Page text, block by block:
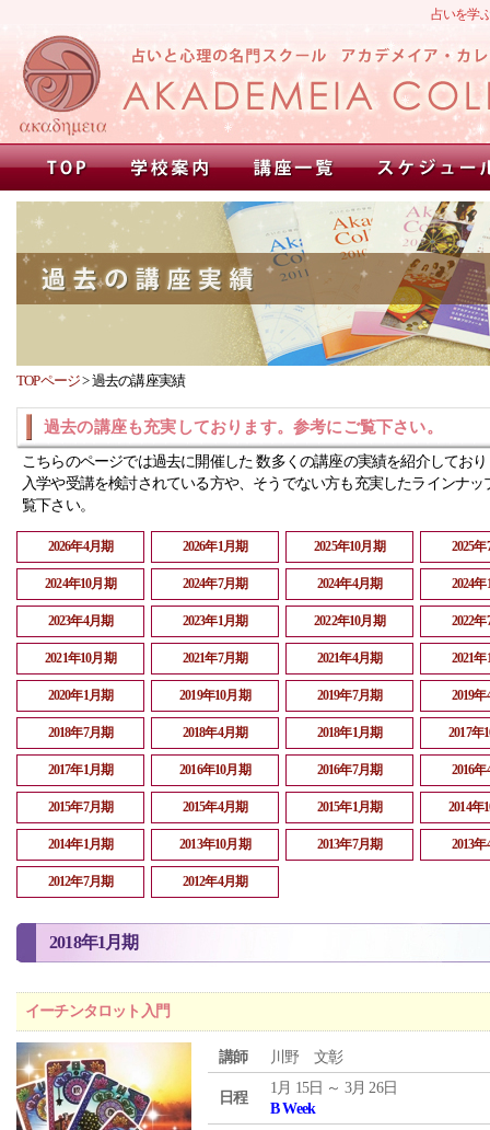
占いを学
TOPページ>過去の講座実績
過去の講座も充実しております。参考にご覧下さい。
こちらのページでは過去に開催した 数多くの講座の実績を紹介してお
入学や受講を検討されている方や、そうでない方も充実したラインナッ
覧下さい。
2026年4月期 2026年1月期 2025年10月期 2025
2024年10月期 2024年7月期 2024年4月期 2024
2023年4月期 2023年1月期 2022年10月期 2022
2021年10月期 2021年7月期 2021年4月期 2021
2020年1月期 2019年10月期 2019年7月期 2019
2018年7月期 2018年4月期 2018年1月期 2017年
2017年1月期 2016年10月期 2016年7月期 2016
2015年7月期 2015年4月期 2015年1月期 2014年
2014年1月期 2013年10月期 2013年7月期 2013
2012年7月期 2012年4月期
2018年1月期
イーチンタロット入門
講師 川野 文彰
日程
1月 15日 ～ 3月 26日
B Week